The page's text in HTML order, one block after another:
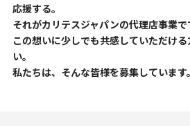
応援する。
それがカリテスジャパンの代理店事業で
この想いに少しでも共感していただけ
い。
私たちは、そんな皆様を募集しています。